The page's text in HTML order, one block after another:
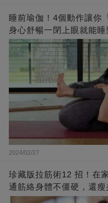
睡前瑜伽！4個動作讓你
身心舒暢一閉上眼就能睡
2024/02/27
珍藏版拉筋術12 招！在
通筋絡身體不僵硬，還瘦